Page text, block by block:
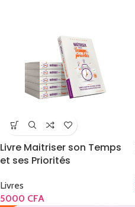
Livre Maitriser son Temps
et ses Priorités
Livres
5000 CFA